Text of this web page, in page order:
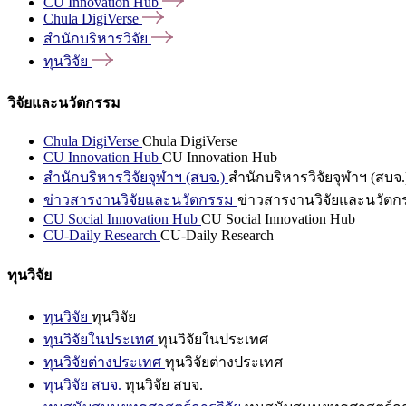
Chula DigiVerse
สำนักบริหารวิจัย
ทุนวิจัย
วิจัยและนวัตกรรม
Chula DigiVerse Chula DigiVerse
CU Innovation Hub CU Innovation Hub
สำนักบริหารวิจัยจุฬาฯ (สบจ.) สำนักบริหารวิจัยจุฬาฯ (สบจ
ข่าวสารงานวิจัยและนวัตกรรม ข่าวสารงานวิจัยและนวัตก
CU Social Innovation Hub CU Social Innovation Hub
CU-Daily Research CU-Daily Research
ทุนวิจัย
ทุนวิจัย ทุนวิจัย
ทุนวิจัยในประเทศ ทุนวิจัยในประเทศ
ทุนวิจัยต่างประเทศ ทุนวิจัยต่างประเทศ
ทุนวิจัย สบจ. ทุนวิจัย สบจ.